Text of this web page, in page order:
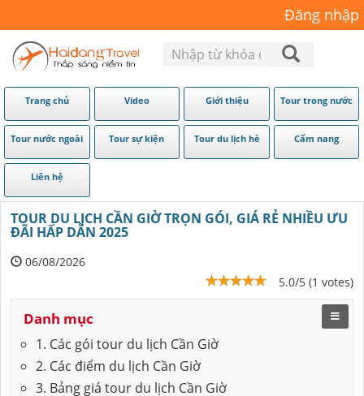
Đăng nhập
Trang chủ Video Giới thiệu Tour trong nước
Tour nước ngoài Tour sự kiện Tour du lịch hè Cẩm nang
Liên hệ
TOUR DU LỊCH CẦN GIỜ TRỌN GÓI, GIÁ RẺ NHIỀU ƯU
ĐÃI HẤP DẪN 2025
06/08/2026
5.0/5 (1 votes)
Danh mục
1. Các gói tour du lịch Cần Giờ
2. Các điểm du lịch Cần Giờ
3. Bảng giá tour du lịch Cần Giờ